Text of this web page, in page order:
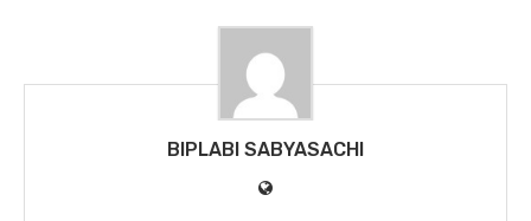
BIPLABI SABYASACHI